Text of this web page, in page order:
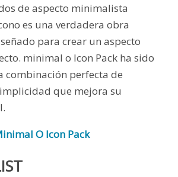
de aspecto minimalista
es una verdadera obra
para crear un aspecto
minimal o Icon Pack ha sido
combinación perfecta de
que mejora su
O Icon Pack